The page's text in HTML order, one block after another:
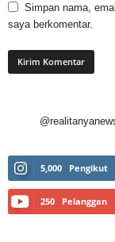
Simpan nama,
saya berkomentar.
5,000 Pengikut
250 Pelanggan